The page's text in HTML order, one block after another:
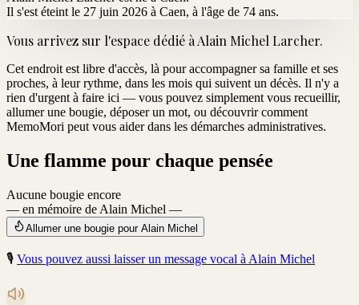
Il s'est éteint le 27 juin 2026 à Caen, à l'âge de 74 ans.
Vous arrivez sur l'espace dédié à Alain Michel Larcher.
Cet endroit est libre d'accès, là pour accompagner sa famille et ses
proches, à leur rythme, dans les mois qui suivent un décès. Il n'y a
rien d'urgent à faire ici — vous pouvez simplement vous recueillir,
allumer une bougie, déposer un mot, ou découvrir comment
MemoMori peut vous aider dans les démarches administratives.
Une flamme pour chaque pensée
Aucune bougie encore
— en mémoire de Alain Michel —
Allumer une bougie pour Alain Michel
🎙️ Vous pouvez aussi laisser un message vocal à Alain Michel